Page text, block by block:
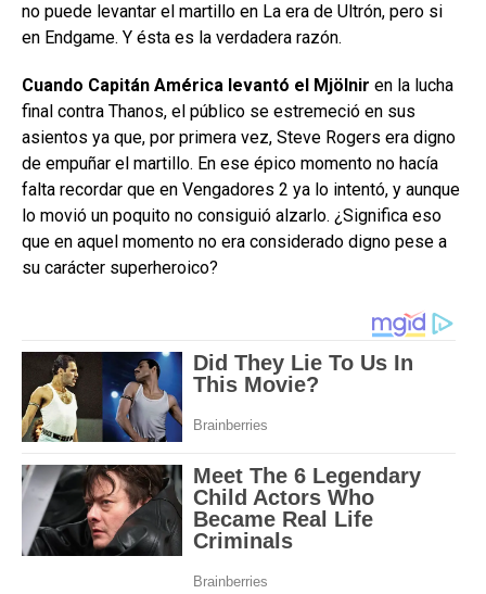
no puede levantar el martillo en La era de Ultrón, pero si
en Endgame. Y ésta es la verdadera razón.
Cuando Capitán América levantó el Mjölnir en la lucha
final contra Thanos, el público se estremeció en sus
asientos ya que, por primera vez, Steve Rogers era digno
de empuñar el martillo. En ese épico momento no hacía
falta recordar que en Vengadores 2 ya lo intentó, y aunque
lo movió un poquito no consiguió alzarlo. ¿Significa eso
que en aquel momento no era considerado digno pese a
su carácter superheroico?